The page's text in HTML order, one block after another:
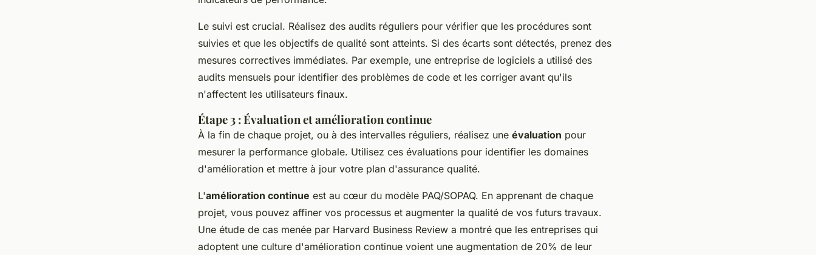
Le suivi est crucial. Réalisez des audits réguliers pour vérifier que les procédures sont
suivies et que les objectifs de qualité sont atteints. Si des écarts sont détectés, prenez des
mesures correctives immédiates. Par exemple, une entreprise de logiciels a utilisé des
audits mensuels pour identifier des problèmes de code et les corriger avant qu'ils
n'affectent les utilisateurs finaux.
Étape 3 : Évaluation et amélioration continue
À la fin de chaque projet, ou à des intervalles réguliers, réalisez une évaluation pour
mesurer la performance globale. Utilisez ces évaluations pour identifier les domaines
d'amélioration et mettre à jour votre plan d'assurance qualité.
L'amélioration continue est au cœur du modèle PAQ/SOPAQ. En apprenant de chaque
projet, vous pouvez affiner vos processus et augmenter la qualité de vos futurs travaux.
Une étude de cas menée par Harvard Business Review a montré que les entreprises qui
adoptent une culture d'amélioration continue voient une augmentation de 20% de leur